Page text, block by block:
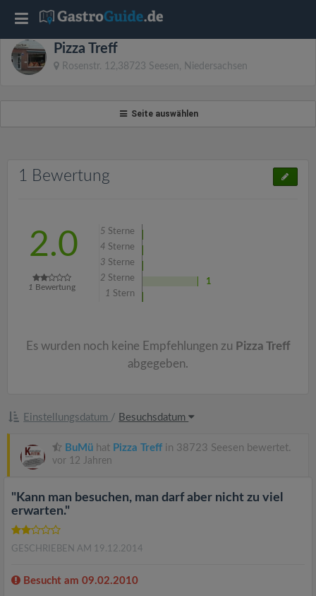
Pizza Treff
Rosenstr. 12,38723 Seesen, Niedersachsen
Seite auswählen
1 Bewertung
2.0
1 Bewertung
5 Sterne
4 Sterne
3 Sterne
2 Sterne
1
1 Stern
Es wurden noch keine Empfehlungen zu Pizza Treff
abgegeben.
Einstellungsdatum / Besuchsdatum
BuMü hat Pizza Treff in 38723 Seesen bewertet.
vor 12 Jahren
"Kann man besuchen, man darf aber nicht zu viel
erwarten."
GESCHRIEBEN AM 19.12.2014
Besucht am 09.02.2010
T
o
a
t
i
o
n